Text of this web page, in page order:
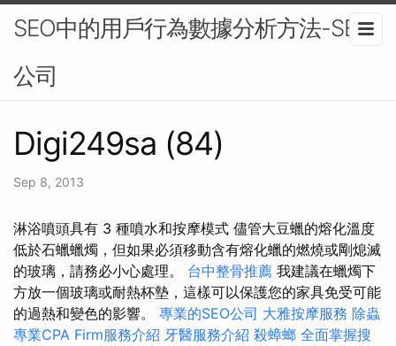
SEO中的用戶行為數據分析方法-SEO
公司
Digi249sa (84)
Sep 8, 2013
淋浴噴頭具有 3 種噴水和按摩模式 儘管大豆蠟的熔化溫度
低於石蠟蠟燭，但如果必須移動含有熔化蠟的燃燒或剛熄滅
的玻璃，請務必小心處理。 台中整骨推薦 我建議在蠟燭下
方放一個玻璃或耐熱杯墊，這樣可以保護您的家具免受可能
的過熱和變色的影響。 專業的SEO公司 大雅按摩服務 除蟲
專業CPA Firm服務介紹 牙醫服務介紹 殺蟑螂 全面掌握搜